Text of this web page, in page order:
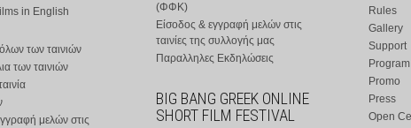
in English
των ταινιών
των ταινιών
μελών στις
(ΦΦΚ)
Είσοδος & εγγραφή μελών στις
ταινίες της συλλογής μας
Παραλληλες Εκδηλώσεις
BIG BANG GREEK ONLINE
SHORT FILM FESTIVAL
Rules
Gallery
Support
Program
Promo
Press
Open